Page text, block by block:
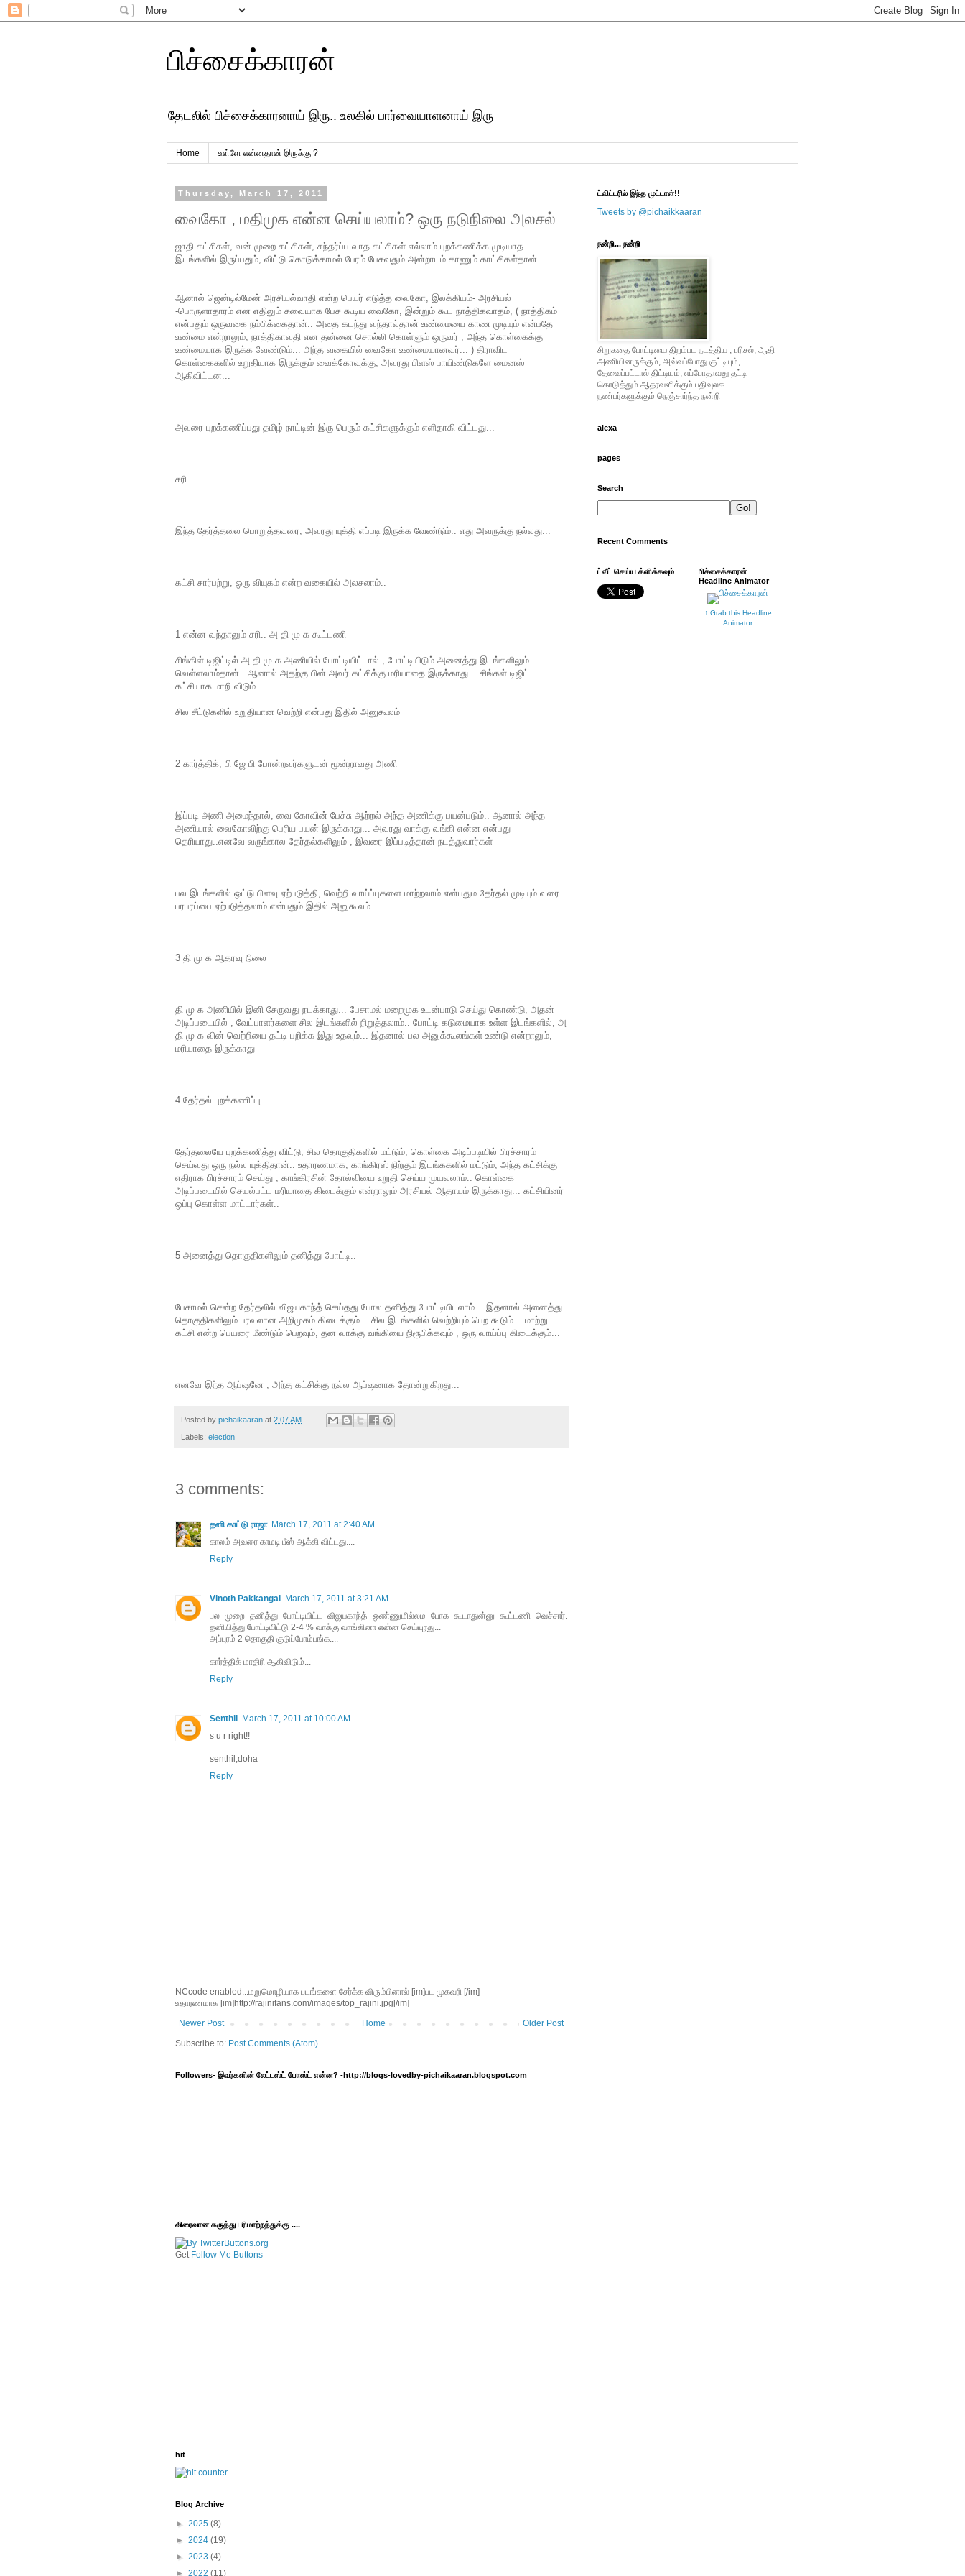
பிச்சைக்காரன்
தேடலில் பிச்சைக்காரனாய் இரு.. உலகில் பார்வையாளனாய் இரு
Home உள்ளே என்னதான் இருக்கு ?
Thursday, March 17, 2011
வைகோ , மதிமுக என்ன செய்யலாம்? ஒரு நடுநிலை அலசல்
ஜாதி கட்சிகள், வன் முறை கட்சிகள், சந்தர்ப்ப வாத கட்சிகள் எல்லாம் புறக்கணிக்க முடியாத
இடங்களில் இருப்பதும், விட்டு கொடுக்காமல் பேரம் பேசுவதும் அன்றாடம் காணும் காட்சிகள்தான்.
ஆனால் ஜென்டில்மேன் அரசியல்வாதி என்ற பெயர் எடுத்த வைகோ, இலக்கியம்- அரசியல்
-பொருளாதாரம் என எதிலும் சுவையாக பேச கூடிய வைகோ, இன்றும் கூட நாத்திகவாதம், ( நாத்திகம்
என்பதும் ஒருவகை நம்பிக்கைதான்.. அதை கடந்து வந்தால்தான் உண்மையை காண முடியும் என்பதே
உண்மை என்றாலும், நாத்திகாவதி என தன்னை சொல்லி கொள்ளும் ஒருவர் , அந்த கொள்கைக்கு
உண்மையாக இருக்க வேண்டும்... அந்த வகையில் வைகோ உண்மையானவர்... ) திராவிட
கொள்கைகளில் உறுதியாக இருக்கும் வைக்கோவுக்கு, அவரது பிளஸ் பாயிண்டுகளே மைனஸ்
ஆகிவிட்டன...
அவரை புறக்கணிப்பது தமிழ் நாட்டின் இரு பெரும் கட்சிகளுக்கும் எளிதாகி விட்டது...
சரி..
இந்த தேர்த்தலை பொறுத்தவரை, அவரது யுக்தி எப்படி இருக்க வேண்டும்.. எது அவருக்கு நல்லது...
கட்சி சார்பற்று, ஒரு வியுகம் என்ற வகையில் அலசலாம்..
1 என்ன வந்தாலும் சரி.. அ தி மு க கூட்டணி
சிங்கிள் டிஜிட்டில் அ தி மு க அணியில் போட்டியிட்டால் , போட்டியிடும் அனைத்து இடங்களிலும்
வெள்ளலாம்தான்.. ஆனால் அதற்கு பின் அவர் கட்சிக்கு மரியாதை இருக்காது... சிங்கள் டிஜிட்
கட்சியாக மாறி விடும்..
சில சீட்டுகளில் உறுதியான வெற்றி என்பது இதில் அனுகூலம்
2 கார்த்திக், பி ஜே பி போன்றவர்களுடன் மூன்றாவது அணி
இப்படி அணி அமைந்தால், வை கோவின் பேச்சு ஆற்றல் அந்த அணிக்கு பயன்படும்.. ஆனால் அந்த
அணியால் வைகோவிற்கு பெரிய பயன் இருக்காது... அவரது வாக்கு வங்கி என்ன என்பது
தெரியாது..எனவே வருங்கால தேர்தல்களிலும் , இவரை இப்படித்தான் நடத்துவார்கள்
பல இடங்களில் ஒட்டு பிளவு ஏற்படுத்தி, வெற்றி வாய்ப்புகளை மாற்றலாம் என்பதும தேர்தல் முடியும் வரை
பரபரப்பை ஏற்படுத்தலாம் என்பதும் இதில் அனுகூலம்.
3 தி மு க ஆதரவு நிலை
தி மு க அணியில் இனி சேருவது நடக்காது... பேசாமல் மறைமுக உடன்பாடு செய்து கொண்டு, அதன்
அடிப்படையில் , வேட்பாளர்களை சில இடங்களில் நிறுத்தலாம்.. போட்டி கடுமையாக உள்ள இடங்களில், அ
தி மு க வின் வெற்றியை தட்டி பறிக்க இது உதவும்... இதனால் பல அனுக்கூலங்கள் உண்டு என்றாலும்,
மரியாதை இருக்காது
4 தேர்தல் புறக்கணிப்பு
தேர்தலையே புறக்கணித்து விட்டு, சில தொகுதிகளில் மட்டும், கொள்கை அடிப்படியில் பிரச்சாரம்
செய்வது ஒரு நல்ல யுக்திதான்.. உதாரணமாக, காங்கிரஸ் நிற்கும் இடங்ககளில் மட்டும், அந்த கட்சிக்கு
எதிராக பிரச்சாரம் செய்து , காங்கிரசின் தோல்வியை உறுதி செய்ய முயலலாம்.. கொள்கை
அடிப்படையில் செயல்பட்ட மரியாதை கிடைக்கும் என்றாலும் அரசியல் ஆதாயம் இருக்காது... கட்சியினர்
ஒப்பு கொள்ள மாட்டார்கள்..
5 அனைத்து தொகுதிகளிலும் தனித்து போட்டி..
பேசாமல் சென்ற தேர்தலில் விஜயகாந்த் செய்தது போல தனித்து போட்டியிடலாம்... இதனால் அனைத்து
தொகுதிகளிலும் பரவலான அறிமுகம் கிடைக்கும்... சில இடங்களில் வெற்றியும் பெற கூடும்... மாற்று
கட்சி என்ற பெயரை மீண்டும் பெறவும், தன வாக்கு வங்கியை நிரூபிக்கவும் , ஒரு வாய்ப்பு கிடைக்கும்...
எனவே இந்த ஆப்ஷனே , அந்த கட்சிக்கு நல்ல ஆப்ஷனாக தோன்றுகிறது...
Posted by pichaikaaran at 2:07 AM
Labels: election
3 comments:
தனி காட்டு ராஜா March 17, 2011 at 2:40 AM
காலம் அவரை காமடி பீஸ் ஆக்கி விட்டது....
Reply
Vinoth Pakkangal
March 17, 2011 at 3:21 AM
பல முறை தனித்து போட்டியிட்ட விஜயகாந்த் ஒண்ணுமில்லம போக கூடாதுன்னு கூட்டணி வெச்சார்.
தனியித்து போட்டியிட்டு 2-4 % வாக்கு வாங்கினா என்ன செய்யுரது...
அப்புரம் 2 தொகுதி குடுப்போம்பங்க....
கார்த்திக் மாதிரி ஆகிவிடும்...
Reply
Senthil
March 17, 2011 at 10:00 AM
s u r right!!
senthil,doha
Reply
NCcode enabled...மறுமொழியாக படங்களை சேர்க்க விரும்பினால் [im]பட முகவரி [/im]
உதாரணமாக [im]http://rajinifans.com/images/top_rajini.jpg[/im]
Newer Post
Older Post
Home
Subscribe to: Post Comments (Atom)
Followers- இவர்களின் லேட்டஸ்ட் போஸ்ட் என்ன? -http://blogs-lovedby-pichaikaaran.blogspot.com
விரைவான கருத்து பரிமாற்றத்துக்கு ....
Get Follow Me Buttons
hit
Blog Archive
► 2025 (8)
► 2024 (19)
► 2023 (4)
► 2022 (11)
ட்விட்டரில் இந்த முட்டாள்!!
Tweets by @pichaikkaaran
நன்றி... நன்றி
சிறுகதை போட்டியை திறம்பட நடத்திய , பரிசல், ஆதி
அணியினருக்கும், அவ்வப்போது குட்டியும்,
தேவைப்பட்டால் திட்டியும், எப்போதாவது தட்டி
கொடுத்தும் ஆதரவளிக்கும் பதிவுலக
நண்பர்களுக்கும் நெஞ்சார்ந்த நன்றி
alexa
pages
Search
Recent Comments
ட்வீட் செய்ய க்ளிக்கவும்
பிச்சைக்காரன்
Headline Animator
↑ Grab this Headline
Animator